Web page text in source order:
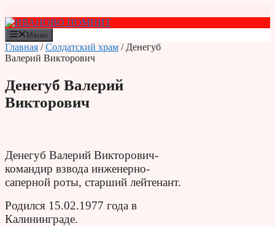
к
содержимому
Меню
Главная /Солдатский храм / Денегуб
Валерий Викторович
Денегуб Валерий
Викторович
Денегуб Валерий Викторович-
командир взвода инженерно-
саперной роты, старший лейтенант.
Родился 15.02.1977 года в
Калининграде.